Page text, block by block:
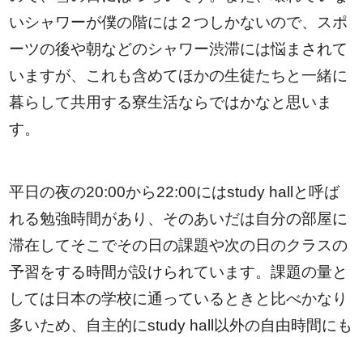
いシャワーが僕の階には２つしかないので、スポ
ーツの後や朝などのシャワー渋滞には悩まされて
いますが、これも含めてほかの生徒たちと一緒に
暮らして共用する寮生活ならではかなと思いま
す。
平日の夜の20:00から22:00にはstudy hallと呼ば
れる勉強時間があり、そのあいだは自分の部屋に
滞在してそこでその日の課題や次の日のクラスの
予習をする時間が設けられています。課題の量と
しては日本の学校に通っているときと比べかなり
多いため、自主的にstudy hall以外の自由時間にも